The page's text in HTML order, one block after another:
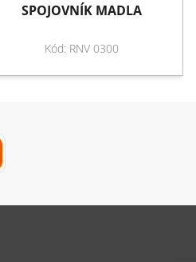
SPOJOVNÍK MADLA
Kód: RNV 0300